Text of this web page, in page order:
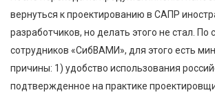
вернуться к проектированию в САПР
разработчиков, но делать этого не стал. По
сотрудников «СибВАМИ», для этого есть
причины: 1) удобство использования
подтвержденное на практике